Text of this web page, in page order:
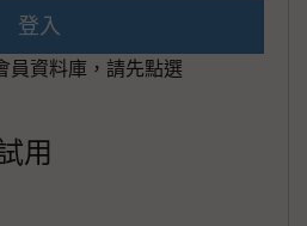
登入
資料庫，請先點選
用